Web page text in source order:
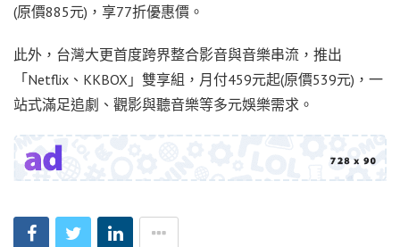
(原價885元)，享77折優惠價。
此外，台灣大更首度跨界整合影音與音樂串流，推出
「Netflix、KKBOX」雙享組，月付459元起(原價539元)，一
站式滿足追劇、觀影與聽音樂等多元娛樂需求。